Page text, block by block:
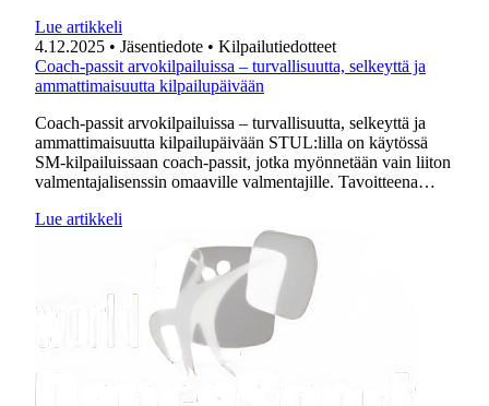
Lue artikkeli
4.12.2025 • Jäsentiedote • Kilpailutiedotteet
Coach-passit arvokilpailuissa – turvallisuutta, selkeyttä ja
ammattimaisuutta kilpailupäivään
Coach-passit arvokilpailuissa – turvallisuutta, selkeyttä ja
ammattimaisuutta kilpailupäivään STUL:lilla on käytössä
SM-kilpailuissaan coach-passit, jotka myönnetään vain liiton
valmentajalisenssin omaaville valmentajille. Tavoitteena…
Lue artikkeli